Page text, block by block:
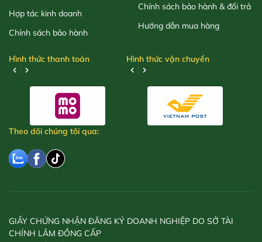
Hợp tác kinh doanh
Chính sách bảo hành
Chính sách bảo hành & đổi trả
Hướng dẫn mua hàng
Hình thức thanh toán Hình thức vận chuyển
Theo dõi chúng tôi qua:
GIẤY CHỨNG NHẬN ĐĂNG KÝ DOANH NGHIỆP DO SỞ TÀI
CHÍNH LÂM ĐỒNG CẤP